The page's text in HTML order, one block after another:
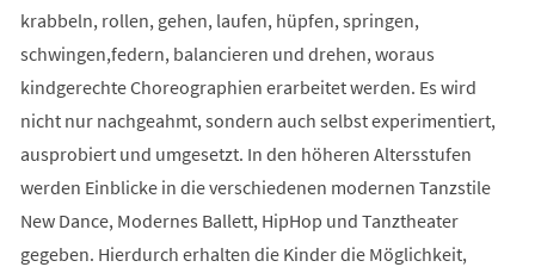
krabbeln, rollen, gehen, laufen, hüpfen, springen,
schwingen,federn, balancieren und drehen, woraus
kindgerechte Choreographien erarbeitet werden. Es wird
nicht nur nachgeahmt, sondern auch selbst experimentiert,
ausprobiert und umgesetzt. In den höheren Altersstufen
werden Einblicke in die verschiedenen modernen Tanzstile
New Dance, Modernes Ballett, HipHop und Tanztheater
gegeben. Hierdurch erhalten die Kinder die Möglichkeit,